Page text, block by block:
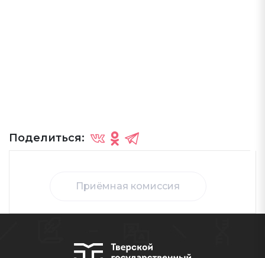
Поделиться:
Приёмная комиссия